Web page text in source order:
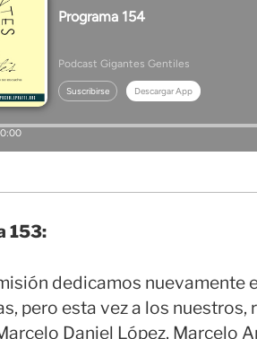
153:
dedicamos nuevamente
pero esta vez a los nuestros,
Daniel López, Marcelo